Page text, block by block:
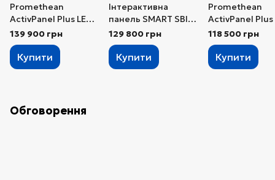
Promethean
ActivPanel Plus LE
86"
139 900 грн
Купити
Інтерактивна
панель SMART SBID-
MX265-V5
129 800 грн
Купити
Promethean
ActivPanel Plus
65″ OPS-M
118 500 грн
Купити
Обговорення